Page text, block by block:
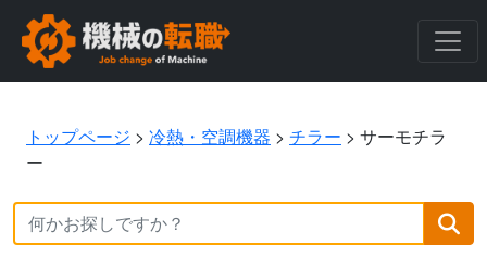
トップページ > 冷熱・空調機器 > チラー > サーモチラ
ー